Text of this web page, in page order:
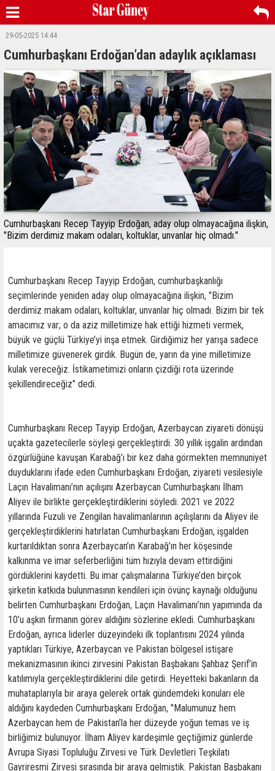
29-05-2025 14:44
Cumhurbaşkanı Erdoğan’dan adaylık açıklaması
Cumhurbaşkanı Recep Tayyip Erdoğan, aday olup olmayacağına ilişkin,
"Bizim derdimiz makam odaları, koltuklar, unvanlar hiç olmadı."
Cumhurbaşkanı Recep Tayyip Erdoğan, cumhurbaşkanlığı
seçimlerinde yeniden aday olup olmayacağına ilişkin, "Bizim
derdimiz makam odaları, koltuklar, unvanlar hiç olmadı. Bizim bir tek
amacımız var; o da aziz milletimize hak ettiği hizmeti vermek,
büyük ve güçlü Türkiye’yi inşa etmek. Girdiğimiz her yarışa sadece
milletimize güvenerek girdik. Bugün de, yarın da yine milletimize
kulak vereceğiz. İstikametimizi onların çizdiği rota üzerinde
şekillendireceğiz" dedi.
Cumhurbaşkanı Recep Tayyip Erdoğan, Azerbaycan ziyareti dönüşü
uçakta gazetecilerle söyleşi gerçekleştirdi. 30 yıllık işgalin ardından
özgürlüğüne kavuşan Karabağ’ı bir kez daha görmekten memnuniyet
duyduklarını ifade eden Cumhurbaşkanı Erdoğan, ziyareti vesilesiyle
Laçın Havalimanı’nın açılışını Azerbaycan Cumhurbaşkanı İlham
Aliyev ile birlikte gerçekleştirdiklerini söyledi. 2021 ve 2022
yıllarında Fuzuli ve Zengilan havalimanlarının açılışlarını da Aliyev ile
gerçekleştirdiklerini hatırlatan Cumhurbaşkanı Erdoğan, işgalden
kurtarıldıktan sonra Azerbaycan’ın Karabağ’ın her köşesinde
kalkınma ve imar seferberliğini tüm hızıyla devam ettirdiğini
gördüklerini kaydetti. Bu imar çalışmalarına Türkiye’den birçok
şirketin katkıda bulunmasının kendileri için övünç kaynağı olduğunu
belirten Cumhurbaşkanı Erdoğan, Laçın Havalimanı’nın yapımında da
10’u aşkın firmanın görev aldığını sözlerine ekledi. Cumhurbaşkanı
Erdoğan, ayrıca liderler düzeyindeki ilk toplantısını 2024 yılında
yaptıkları Türkiye, Azerbaycan ve Pakistan bölgesel istişare
mekanizmasının ikinci zirvesini Pakistan Başbakanı Şahbaz Şerif’in
katılımıyla gerçekleştirdiklerini dile getirdi. Heyetteki bakanların da
muhataplarıyla bir araya gelerek ortak gündemdeki konuları ele
aldığını kaydeden Cumhurbaşkanı Erdoğan, "Malumunuz hem
Azerbaycan hem de Pakistan’la her düzeyde yoğun temas ve iş
birliğimiz bulunuyor. İlham Aliyev kardeşimle geçtiğimiz günlerde
Avrupa Siyasi Topluluğu Zirvesi ve Türk Devletleri Teşkilatı
Gayriresmi Zirvesi sırasında bir araya gelmiştik. Pakistan Başbakanı